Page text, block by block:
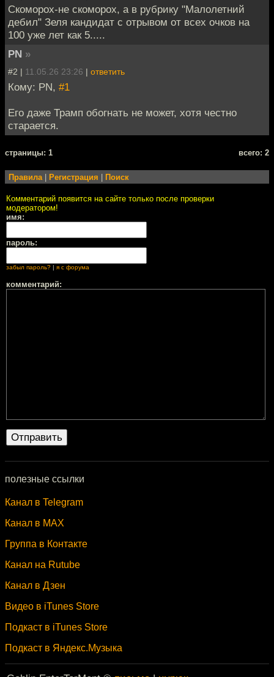
Скоморох-не скоморох, а в рубрику "Малолетний
дебил" Зеля кандидат с отрывом от всех очков на
100 уже лет как 5.....
PN »
#2 | 11.05.26 23:26 | ответить
Кому: PN, #1
Его даже Трамп обогнать не может, хотя честно
старается.
cтраницы: 1 всего: 2
Правила | Регистрация | Поиск
Комментарий появится на сайте только после проверки
модератором!
имя:
пароль:
забыл пароль? | я с форума
комментарий:
полезные ссылки
Канал в Telegram
Канал в MAX
Группа в Контакте
Канал на Rutube
Канал в Дзен
Видео в iTunes Store
Подкаст в iTunes Store
Подкаст в Яндекс.Музыка